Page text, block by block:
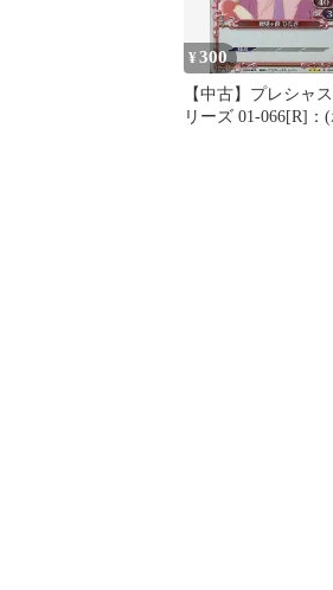
¥300
【中古】プレシャ
リーズ 01-066[R]：(